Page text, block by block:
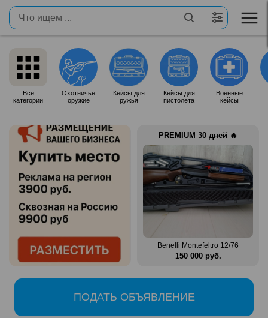
Все
категории
Охотничье
оружие
Кейсы для
ружья
Кейсы для
пистолета
Военные
кейсы
PREMIUM 30 дней 🔥
Продам итальянское ружье
Silma M70
80 000 руб.
Benelli Montefeltro 12/76
150 000 руб.
ПОДАТЬ ОБЪЯВЛЕНИЕ